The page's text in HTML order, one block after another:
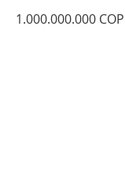
1.000.000.000 COP